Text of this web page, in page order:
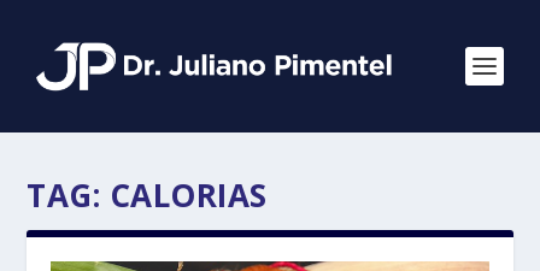
TAG: CALORIAS